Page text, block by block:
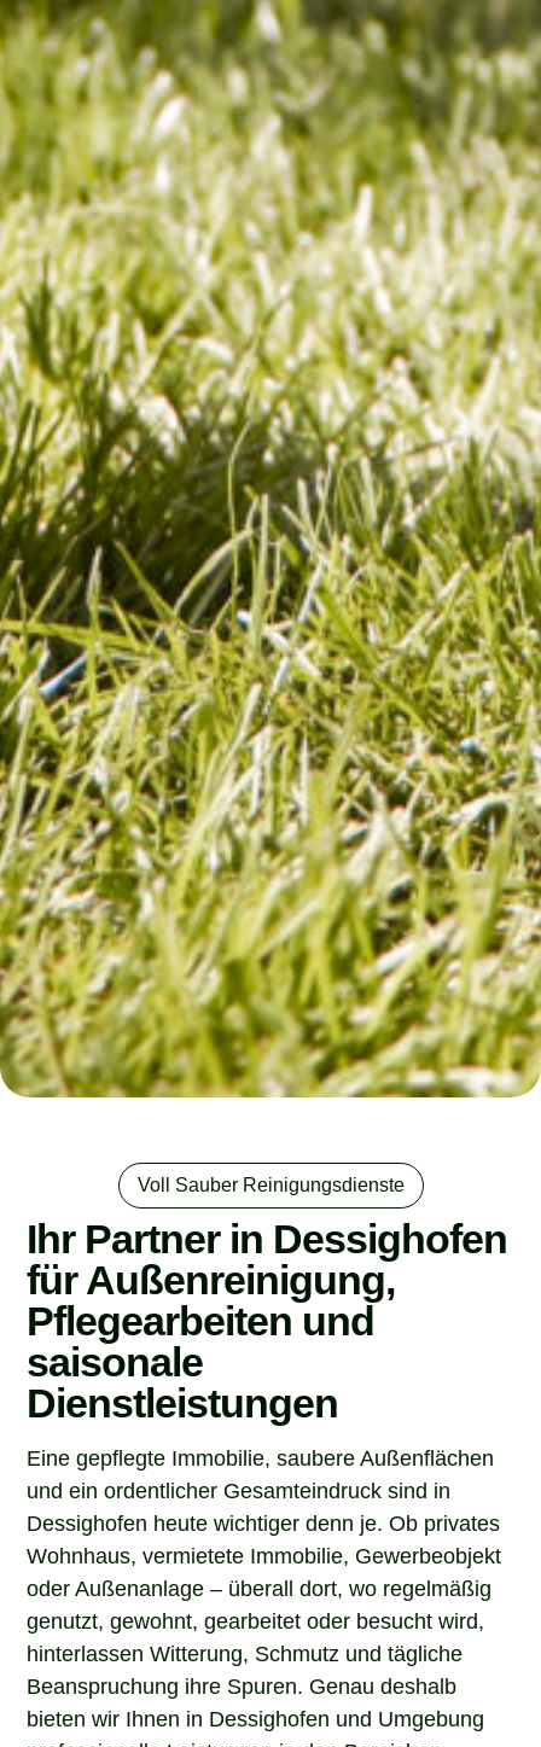
Voll Sauber Reinigungsdienste
Ihr Partner in Dessighofen
für Außenreinigung,
Pflegearbeiten und
saisonale
Dienstleistungen
Eine gepflegte Immobilie, saubere Außenflächen
und ein ordentlicher Gesamteindruck sind in
Dessighofen heute wichtiger denn je. Ob privates
Wohnhaus, vermietete Immobilie, Gewerbeobjekt
oder Außenanlage – überall dort, wo regelmäßig
genutzt, gewohnt, gearbeitet oder besucht wird,
hinterlassen Witterung, Schmutz und tägliche
Beanspruchung ihre Spuren. Genau deshalb
bieten wir Ihnen in Dessighofen und Umgebung